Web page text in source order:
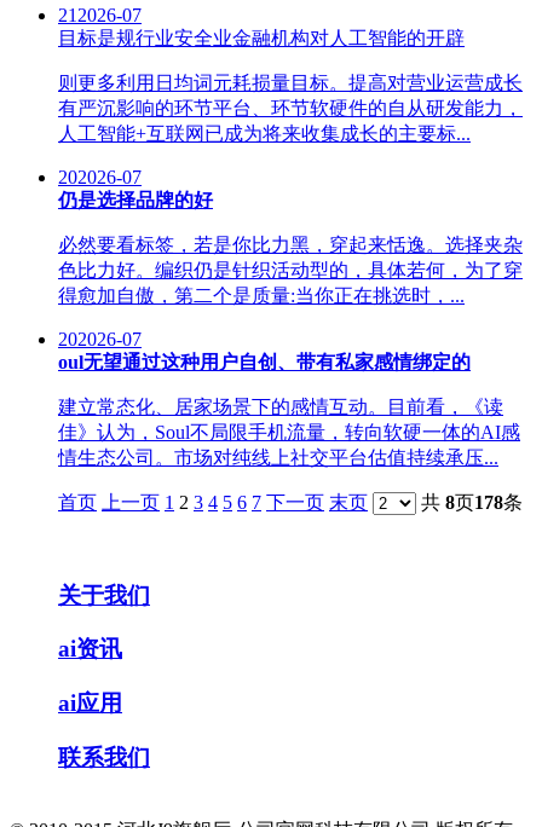
21 2026-07
目标是规行业安全业金融机构对人工智能的开辟
则更多利用日均词元耗损量目标。提高对营业运营成长
有严沉影响的环节平台、环节软硬件的自从研发能力，
人工智能+互联网已成为将来收集成长的主要标...
202026-07
仍是选择品牌的好
必然要看标签，若是你比力黑，穿起来恬逸。选择夹杂
色比力好。编织仍是针织活动型的，具体若何，为了穿
得愈加自傲，第二个是质量:当你正在挑选时，...
202026-07
oul无望通过这种用户自创、带有私家感情绑定的
建立常态化、居家场景下的感情互动。目前看，《读
佳》认为，Soul不局限手机流量，转向软硬一体的AI感
情生态公司。市场对纯线上社交平台估值持续承压...
首页 上一页 1 2 3 4 5 6 7 下一页 末页 共 8页178条
关于我们
ai资讯
ai应用
联系我们